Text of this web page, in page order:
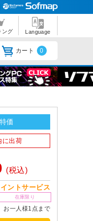
ング Language
カート 0
価
に出荷
(税込)
ントサービス
在庫限り
お一人様1点まで